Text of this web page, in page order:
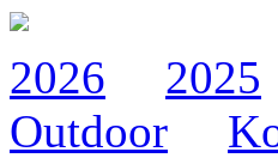
2026 2025
Outdoor